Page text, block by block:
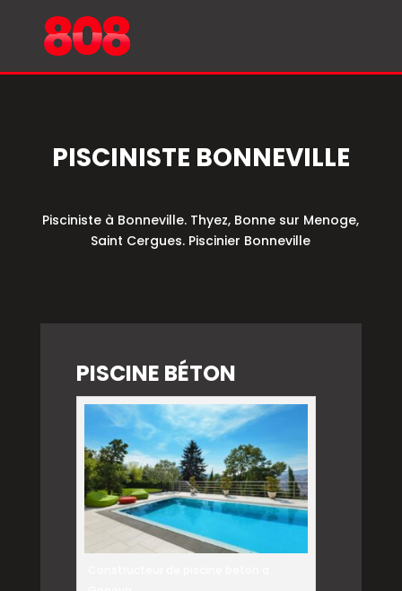
PISCINISTE BONNEVILLE
Pisciniste à Bonneville. Thyez, Bonne sur Menoge,
Saint Cergues. Piscinier Bonneville
PISCINE BÉTON